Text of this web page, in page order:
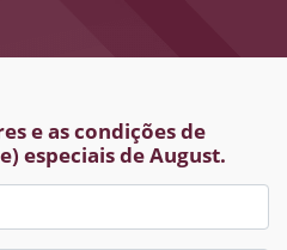
e as condições de
especiais de August.